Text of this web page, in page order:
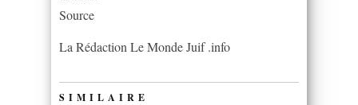
Source
La Rédaction Le Monde Juif .info
SIMILAIRE